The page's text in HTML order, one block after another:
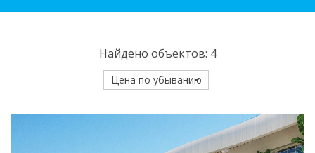
Найдено объектов: 4
Цена по убыванию